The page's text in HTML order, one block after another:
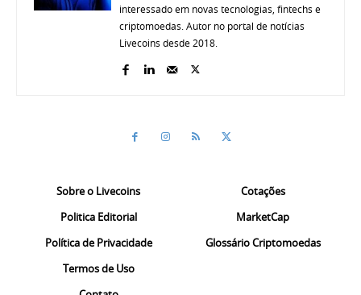
interessado em novas tecnologias, fintechs e
criptomoedas. Autor no portal de notícias
Livecoins desde 2018.
Sobre o Livecoins
Politica Editorial
Política de Privacidade
Termos de Uso
Cotações
MarketCap
Glossário Criptomoedas